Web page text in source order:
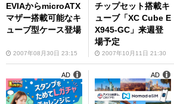
EVIAからmicroATX
マザー搭載可能なキ
ューブ型ケース登場
2007年08月30日 23:15
チップセット搭載キ
ューブ「XC Cube E
X945-GC」来週登
場予定
2007年10月11日 21:30
AD AD